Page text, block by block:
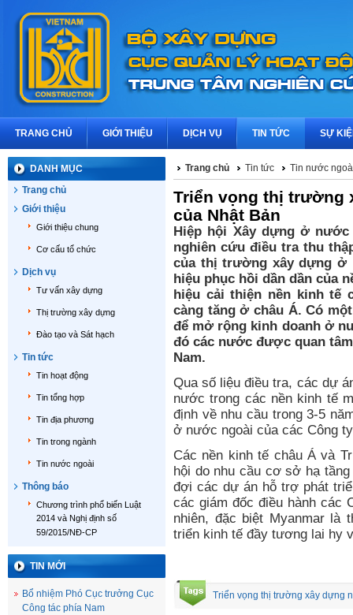
TRANG CHỦ GIỚI THIỆU DỊCH VỤ TIN TỨC SỰ
DANH MỤC
Trang chủ
Giới thiệu
Giới thiệu chung
Cơ cấu tổ chức
Dịch vụ
Tư vấn xây dựng
Thị trường xây dựng
Đào tạo và Sát hạch
Tin tức
Tin hoạt động
Tin tổng hợp
Tin địa phương
Tin trong ngành
Tin nước ngoài
Thông báo
Chương trình phổ biến Luật
2014 và Nghị định số
59/2015/NĐ-CP
TIN MỚI
Bổ nhiệm Phó Cục trưởng Cục
Công tác phía Nam
Trang chủ Tin tức Tin nước
Triển vọng thị trường
của Nhật Bản
Hiệp hội Xây dựng ở nước
nghiên cứu điều tra thu
của thị trường xây dựng ở
hiệu phục hồi dần dần của
hiệu cải thiện nền kinh tế
càng tăng ở châu Á. Có
để mở rộng kinh doanh ở
đó các nước được quan
Nam.
Qua số liệu điều tra, các dự
nước trong các nền kinh tế
định về nhu cầu trong 3-5
ở nước ngoài của các Công
Các nền kinh tế châu Á và
hội do nhu cầu cơ sở hạ
đợi các dự án hỗ trợ phát
các giám đốc điều hành các
nhiên, đặc biệt Myanmar là
triển kinh tế đầy tương lai hy
Triển vọng thị trường xây dựng